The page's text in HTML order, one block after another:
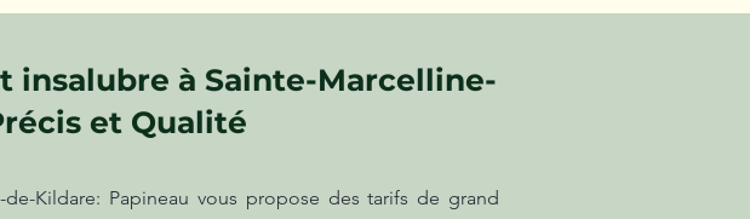
insalubre à Sainte-Marcelline-
et Qualité
Kildare: Papineau vous propose des tarifs de grand